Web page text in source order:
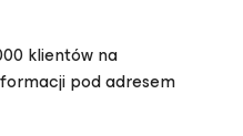
klientów na
pod adresem